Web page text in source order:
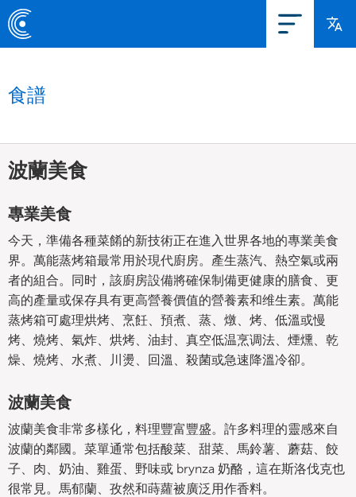
食譜
波蘭美食
專業美食
今天，準備各種菜餚的新技術正在進入世界各地的專業美食
界。萬能蒸烤箱最常用於現代廚房。產生蒸汽、熱空氣或兩
者的組合。同时，該廚房設備將確保制備更健康的膳食、更
高的產量或保存具有更高營養價值的營養素和维生素。萬能
蒸烤箱可處理烘烤、烹飪、預煮、蒸、燉、烤、低溫或慢
烤、燒烤、氣炸、烘烤、油封、真空低温烹调法、煙燻、乾
燥、燒烤、水煮、川燙、回溫、殺菌或急速降溫冷卻。
波蘭美食
波蘭美食非常多樣化，料理豐富豐盛。許多料理的靈感來自
波蘭的鄰國。菜單通常包括酸菜、甜菜、馬鈴薯、蘑菇、餃
子、肉、奶油、雞蛋、野味或 brynza 奶酪，這在斯洛伐克也
很常見。馬郁蘭、孜然和蒔蘿被廣泛用作香料。